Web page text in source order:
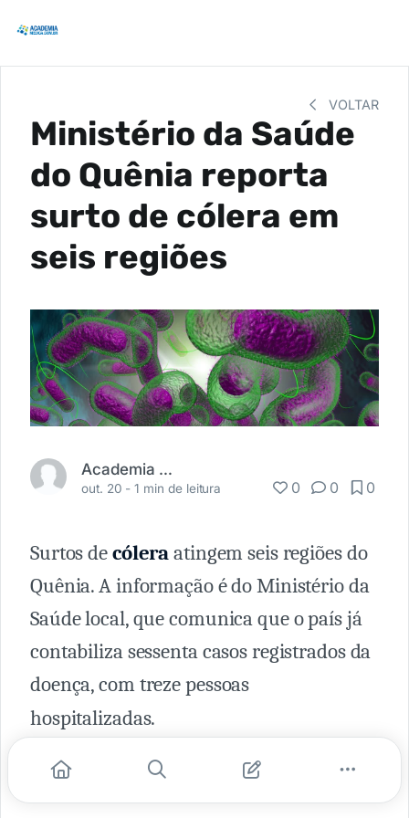
VOLTAR
Ministério da Saúde
do Quênia reporta
surto de cólera em
seis regiões
Academia Médica
out. 20 -1 min de leitura 0 0 0
Surtos decóleraatingem seis regiões do
Quênia. A informação é do Ministério da
Saúde local, que comunica que o país já
contabiliza sessenta casos registrados da
doença, com treze pessoas
hospitalizadas.
A origem do problema teria acontecido